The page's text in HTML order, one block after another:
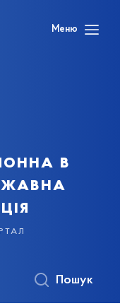
Меню
в
Пошук